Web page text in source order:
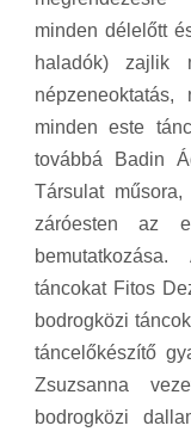
minden délelőtt
haladók) zajlik
minden este
továbbá Badin
Társulat
záróesten az
táncokat Fitos
bodrogközi
táncelőkészítő
Zsuzsanna
bodrogközi